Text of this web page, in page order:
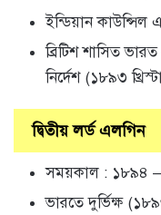
ইন্ডিয়ান কাউন্সিল
ব্রিটিশ শাসিত
নির্দেশ (১৮৯৩
দ্বিতীয় লর্ড এলগিন
সময়কাল : ১৮৯৪ –
ভারতে দুর্ভিক্ষ